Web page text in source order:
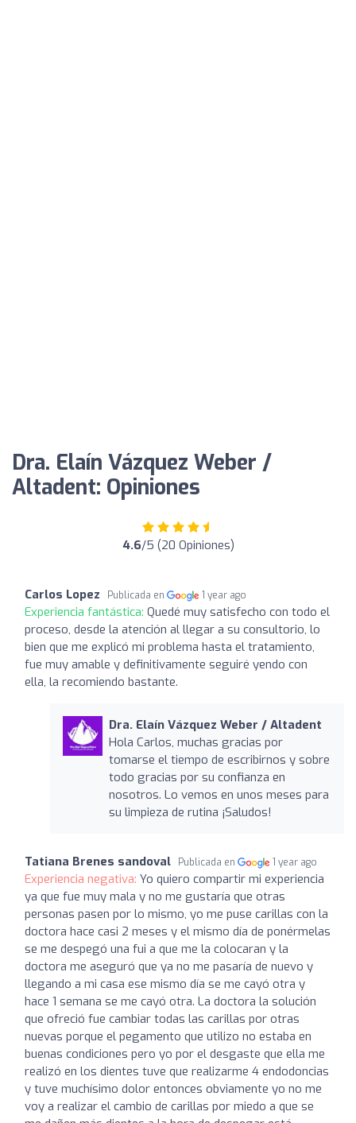
Dra. Elaín Vázquez Weber /
Altadent: Opiniones
4.6/5 (20 Opiniones)
Carlos Lopez Publicada en 1 year ago
Experiencia fantástica: Quedé muy satisfecho con todo el
proceso, desde la atención al llegar a su consultorio, lo
bien que me explicó mi problema hasta el tratamiento,
fue muy amable y definitivamente seguiré yendo con
ella, la recomiendo bastante.
Dra. Elaín Vázquez Weber / Altadent
Hola Carlos, muchas gracias por
tomarse el tiempo de escribirnos y sobre
todo gracias por su confianza en
nosotros. Lo vemos en unos meses para
su limpieza de rutina ¡Saludos!
Tatiana Brenes sandoval Publicada en 1 year ago
Experiencia negativa: Yo quiero compartir mi experiencia
ya que fue muy mala y no me gustaría que otras
personas pasen por lo mismo, yo me puse carillas con la
doctora hace casi 2 meses y el mismo día de ponérmelas
se me despegó una fui a que me la colocaran y la
doctora me aseguró que ya no me pasaría de nuevo y
llegando a mi casa ese mismo día se me cayó otra y
hace 1 semana se me cayó otra. La doctora la solución
que ofreció fue cambiar todas las carillas por otras
nuevas porque el pegamento que utilizo no estaba en
buenas condiciones pero yo por el desgaste que ella me
realizó en los dientes tuve que realizarme 4 endodoncias
y tuve muchísimo dolor entonces obviamente yo no me
voy a realizar el cambio de carillas por miedo a que se